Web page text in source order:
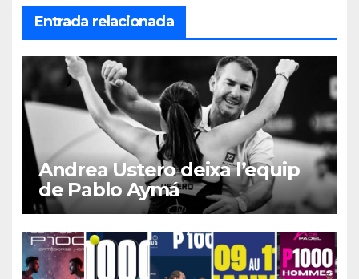
Entrada relacionada
Andrea Ustero deixa l’equip
de Pablo Aymá